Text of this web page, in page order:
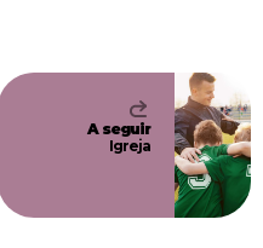
A seguir
Igreja